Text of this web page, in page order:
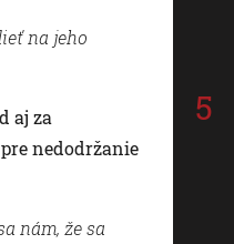
na jeho
aj za
nedodržanie
nám, že sa